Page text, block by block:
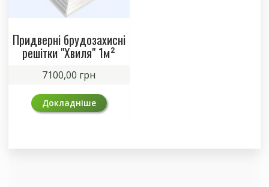
Придверні брудозахисні
решітки "Хвиля" 1м²
7100,00 грн
Докладніше